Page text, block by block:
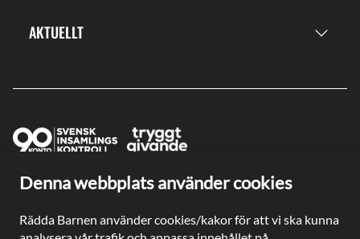
Denna webbplats använder cookies
Rädda Barnen använder cookies/kakor för att vi ska kunna
AKTUELLT
Ge en gåva direkt
Plusgiro: 90 2003-3